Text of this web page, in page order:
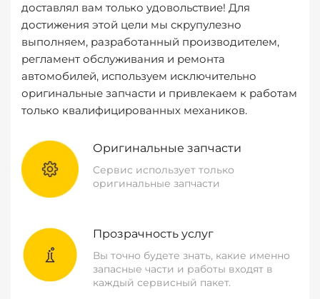
доставлял вам только удовольствие! Для
достижения этой цели мы скрупулезно
выполняем, разработанный производителем,
регламент обслуживания и ремонта
автомобилей, используем исключительно
оригинальные запчасти и привлекаем к работам
только квалифицированных механиков.
Оригинальные запчасти
Сервис использует только
оригинальные запчасти
Прозрачность услуг
Вы точно будете знать, какие именно
запасные части и работы входят в
каждый сервисный пакет.